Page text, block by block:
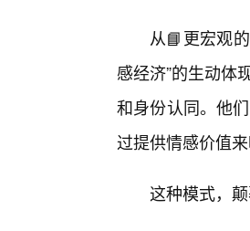
从📘更宏观
感经济”的生动体
和身份认同。他
过提供情感价值
这种模式，